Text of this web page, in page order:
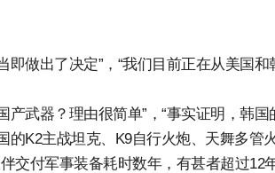
即做出了决定”，“我们目前正在从美国和
产武器？理由很简单”，“事实证明，韩
的K2主战坦克、K9自行火炮、天舞多管
交付军事装备耗时数年，有甚者超过12